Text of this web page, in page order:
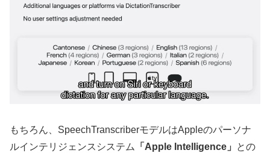
もちろん、SpeechTranscriberモデルはAppleのパーソナ
ルインテリジェンスシステム
「Apple Intelligence」
との